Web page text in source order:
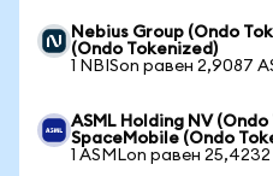
Nebius Group (Ondo
(Ondo Tokenized)
1 NBISon равен 2,9087
ASML Holding NV (Ondo
SpaceMobile (Ondo
1 ASMLon равен 25,4232